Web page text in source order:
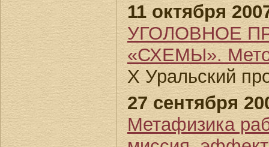
11 октября
УГОЛОВНОЕ
«СХЕМЫ».
X Уральский
27 сентября
Метафизика